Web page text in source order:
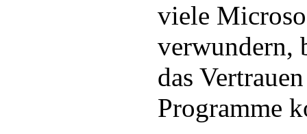
viele
verwundern,
das
Programme